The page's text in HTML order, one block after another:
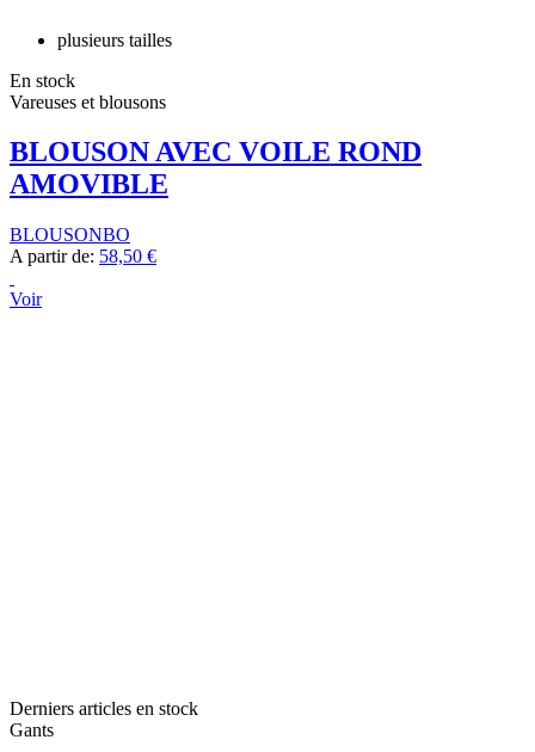
plusieurs tailles
En stock
Vareuses et blousons
BLOUSON AVEC VOILE ROND
AMOVIBLE
BLOUSONBO
A partir de: 58,50 €
Voir
Derniers articles en stock
Gants